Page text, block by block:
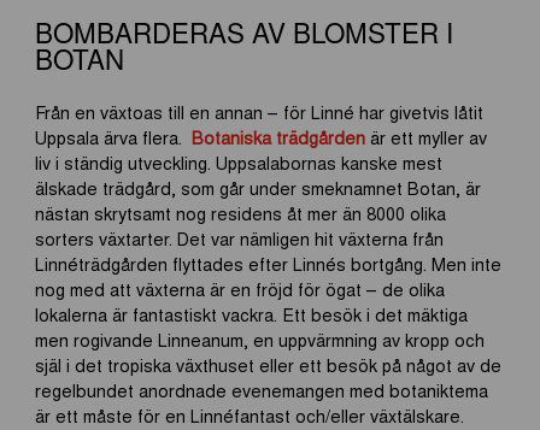
BOMBARDERAS AV BLOMSTER I
BOTAN
Från en växtoas till en annan – för Linné har givetvis låtit
Uppsala ärva flera. Botaniska trädgårdenär ett myller av
liv i ständig utveckling. Uppsalabornas kanske mest
älskade trädgård, som går under smeknamnet Botan, är
nästan skrytsamt nog residens åt mer än 8000 olika
sorters växtarter. Det var nämligen hit växterna från
Linnéträdgården flyttades efter Linnés bortgång. Men inte
nog med att växterna är en fröjd för ögat – de olika
lokalerna är fantastiskt vackra. Ett besök i det mäktiga
men rogivande Linneanum, en uppvärmning av kropp och
själ i det tropiska växthuset eller ett besök på något av de
regelbundet anordnade evenemangen med botaniktema
är ett måste för en Linnéfantast och/eller växtälskare.